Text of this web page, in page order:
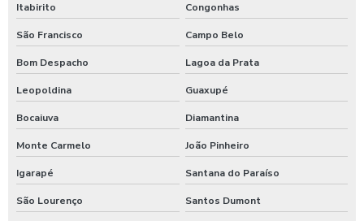
Máquina para lavar carros
Máquina de lavar ônibus preço
Maquinas para higienização automotiva
Maquinas para higienização interna de veiculos
Itabirito Congonhas
São Francisco Campo Belo
Bom Despacho Lagoa da Prata
Leopoldina Guaxupé
Bocaiuva Diamantina
Monte Carmelo João Pinheiro
Igarapé Santana do Paraíso
São Lourenço Santos Dumont